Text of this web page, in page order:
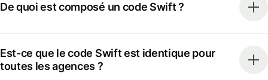
De quoi est composé un code Swift ?
Est-ce que le code Swift est identique pour
toutes les agences ?